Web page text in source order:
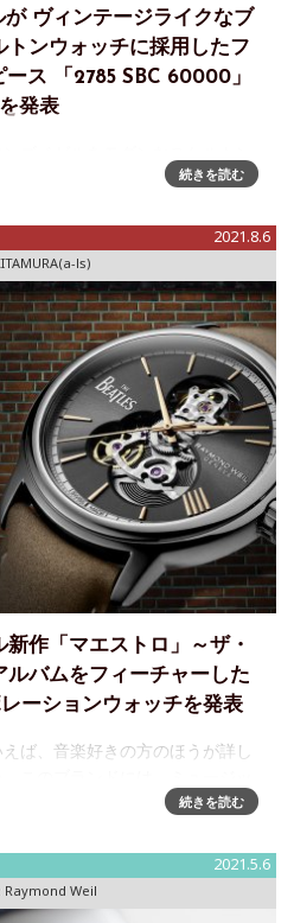
ヴィンテージライクなブ
トンウォッチに採用したフ
ス 「2785 SBC 60000」
を発表
ンサーの新作タイムピースジュ
ケルトンデザインをベースとし
最古の
続きを読む
2021.8.6
ls)
作「マエストロ」～ザ・
ルバムをフィーチャーした
ーションウォッチを発表
ば、音楽好きの方のほうが詳し
ッチというシリーズがあって、
ディ・ホリー
続きを読む
2021.5.6
Raymond Weil